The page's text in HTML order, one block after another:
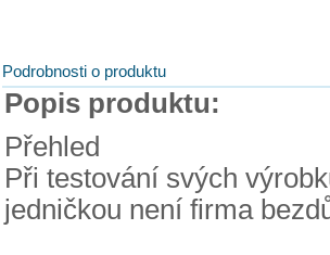
Podrobnosti o produktu
Popis produktu:
Přehled
Při testování svých
jedničkou není firma